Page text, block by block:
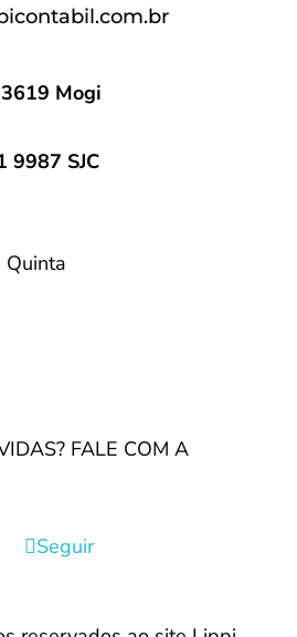
Mogi
9987 SJC
Quinta
FALE COM A
Seguir